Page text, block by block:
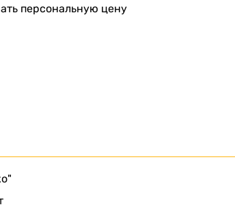
персональную цену